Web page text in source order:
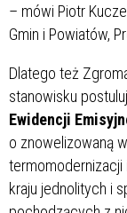
– mówi Piotr
Gmin i Powiatów,
Dlatego też
stanowisku
Ewidencji
o znowelizowaną
termomodernizacji
kraju jednolitych i